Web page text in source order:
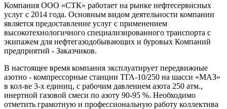
Компания ООО «СТК» работает на рынке нефтесервисных
услуг с 2014 года. Основным видом деятельности компании
является предоставление услуг с применением
высокотехнологичного специализированного транспорта с
экипажем для нефтегазодобывающих и буровых Компаний
предприятий - Заказчиков.
В настоящее время компания эксплуатирует передвижные
азотно - компрессорные станции ТГА-10/250 на шасси «МАЗ»
в кол-ве 3-х единиц, с рабочим давлением азота 250 атм.,
инертной газовой смеси по азоту 90-95 %. Необходимо
отметить грамотную и профессиональную работу коллектива